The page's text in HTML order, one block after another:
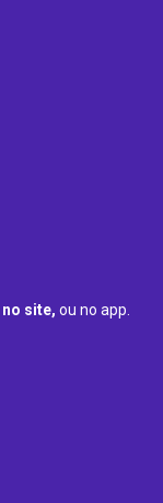
site, ou no app.